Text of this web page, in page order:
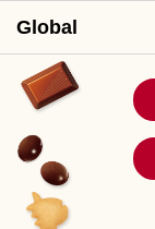
Global